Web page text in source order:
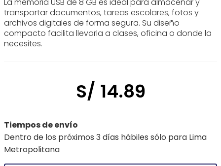
transportar documentos, tareas escolares, fotos y
archivos digitales de forma segura. Su diseño
compacto facilita llevarla a clases, oficina o donde la
necesites.
S/ 14.89
Tiempos de envío
Dentro de los próximos 3 días hábiles sólo para Lima
Metropolitana